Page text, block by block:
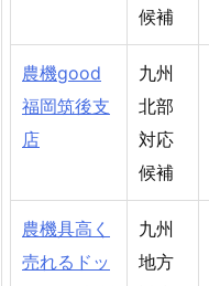
候補
農機good
福岡筑後支
店
九州
北部
対応
候補
農機具高く
売れるドッ
九州
地方